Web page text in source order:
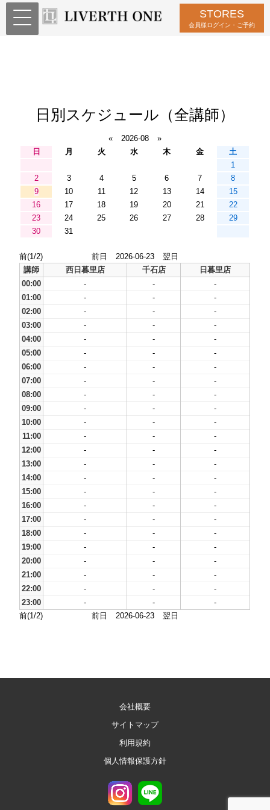
STORES
会員様ログイン・ご予約
日別スケジュール（全講師）
« 2026-08
»
日
月 火 水 木 金
土
1
2
3 4 5 6 7
8
9
10 11 12 13 14
15
16
17 18 19 20 21
22
23
24 25 26 27 28
29
30
31
前(1/2) 前日 2026-06-23
翌日
講師
西日暮里店 千石店
日暮里店
00:00
- -
-
01:00
- -
-
02:00
- -
-
03:00
- -
-
04:00
- -
-
05:00
- -
-
06:00
- -
-
07:00
- -
-
08:00
- -
-
09:00
- -
-
10:00
- -
-
11:00
- -
-
12:00
- -
-
13:00
- -
-
14:00
- -
-
15:00
- -
-
16:00
- -
-
17:00
- -
-
18:00
- -
-
19:00
- -
-
20:00
- -
-
21:00
- -
-
22:00
- -
-
23:00
- -
-
前(1/2)
前日 2026-06-23 翌日
会社概要
サイトマップ
利用規約
個人情報保護方針